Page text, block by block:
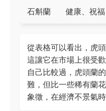
石斛蘭 健康、祝福
從表格可以看出，虎
這讓它在市場上很受
自己比較過，虎頭蘭
難，但比一些稀有蘭
象徵，在經濟不景氣時